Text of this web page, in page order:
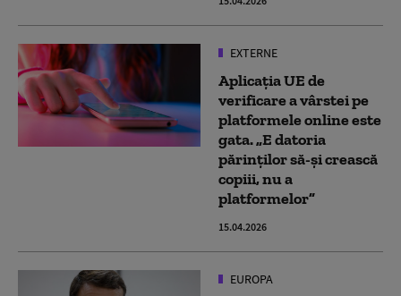
EXTERNE
Aplicația UE de
verificare a vârstei pe
platformele online este
gata. „E datoria
părinților să-și crească
copiii, nu a
platformelor”
15.04.2026
EUROPA